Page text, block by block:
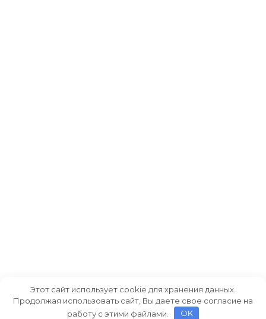
Этот сайт использует cookie для хранения данных.
Продолжая использовать сайт, Вы даете свое согласие на
работу с этими файлами.
OK